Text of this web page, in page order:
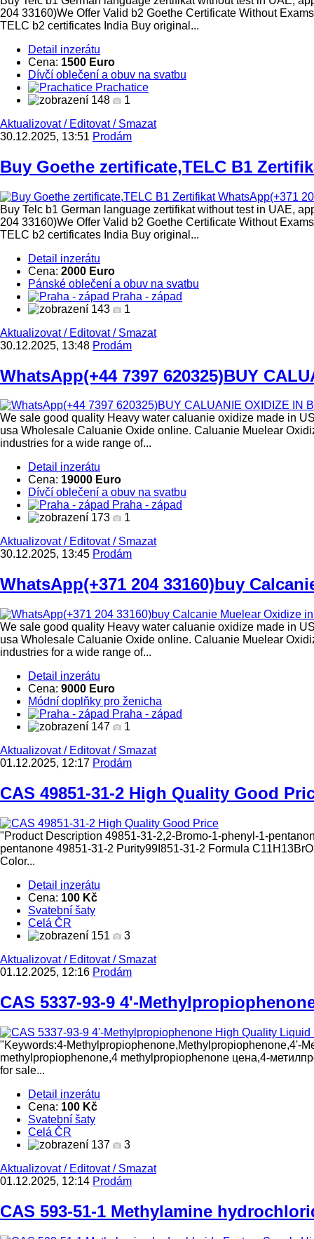
204 33160)We Offer Valid b2 Goethe Certificate Without
TELC b2 certificates India Buy original...
Detail inzerátu
Cena: 1500 Euro
Dívčí oblečení a obuv na svatbu
Prachatice
148
1
Aktualizovat/ Editovat/ Smazat
30.12.2025, 13:51 Prodám
Buy Goethe zertificate,TELC B1
Buy Telc b1 German language zertifikat without test in UAE,
204 33160)We Offer Valid b2 Goethe Certificate Without
TELC b2 certificates India Buy original...
Detail inzerátu
Cena: 2000 Euro
Pánské oblečení a obuv na svatbu
Praha - západ
143
1
Aktualizovat/ Editovat/ Smazat
30.12.2025, 13:48 Prodám
WhatsApp(+44 7397 620325)BUY
We sale good quality Heavy water caluanie oxidize made in
usa Wholesale Caluanie Oxide online. Caluanie Muelear
industries for a wide range of...
Detail inzerátu
Cena: 19000 Euro
Dívčí oblečení a obuv na svatbu
Praha - západ
173
1
Aktualizovat/ Editovat/ Smazat
30.12.2025, 13:45 Prodám
WhatsApp(+371 204 33160)buy
We sale good quality Heavy water caluanie oxidize made in
usa Wholesale Caluanie Oxide online. Caluanie Muelear
industries for a wide range of...
Detail inzerátu
Cena: 9000 Euro
Módní doplňky pro ženicha
Praha - západ
147
1
Aktualizovat/ Editovat/ Smazat
01.12.2025, 12:17 Prodám
CAS 49851-31-2 High Quality Good
"Product Description 49851-31-2,2-Bromo-1-phenyl-1-
pentanone 49851-31-2 Purity99I851-31-2 Formula
Color...
Detail inzerátu
Cena: 100 Kč
Svatební šaty
Celá ČR
151
3
Aktualizovat/ Editovat/ Smazat
01.12.2025, 12:16 Prodám
CAS 5337-93-9 4'-
"Keywords:4-Methylpropiophenone,Methylpropiophenone,4'-
methylpropiophenone,4 methylpropiophenone цена,4-
for sale...
Detail inzerátu
Cena: 100 Kč
Svatební šaty
Celá ČR
137
3
Aktualizovat/ Editovat/ Smazat
01.12.2025, 12:14 Prodám
CAS 593-51-1 Methylamine